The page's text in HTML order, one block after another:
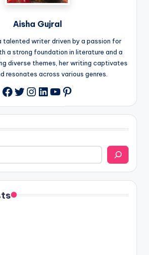
Aisha Gujral
talented writer driven by a passion for
a strong foundation in literature and a
diverse themes, her writing captivates
resonates across various genres.
Facebook
Twitter
Instagram
LinkedIn
YouTube
Pinterest